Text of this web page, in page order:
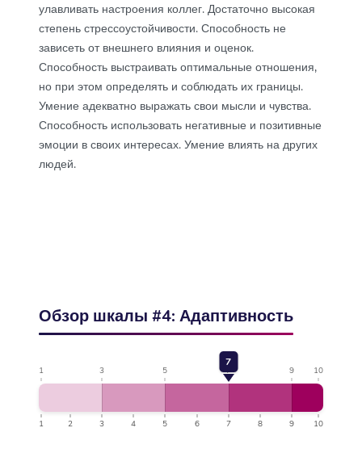
улавливать настроения коллег. Достаточно высокая
степень стрессоустойчивости. Способность не
зависеть от внешнего влияния и оценок.
Способность выстраивать оптимальные отношения,
но при этом определять и соблюдать их границы.
Умение адекватно выражать свои мысли и чувства.
Способность использовать негативные и позитивные
эмоции в своих интересах. Умение влиять на других
людей.
Обзор шкалы #4: Адаптивность
1 3 5 7 9 10
1 2 3 4 5 6 7 8 9 10
7